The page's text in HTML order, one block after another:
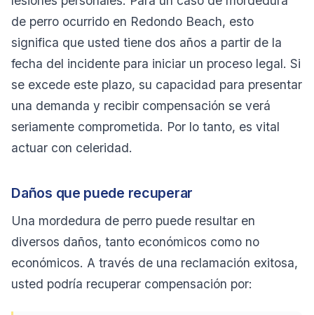
de perro ocurrido en Redondo Beach, esto
significa que usted tiene dos años a partir de la
fecha del incidente para iniciar un proceso legal. Si
se excede este plazo, su capacidad para presentar
una demanda y recibir compensación se verá
seriamente comprometida. Por lo tanto, es vital
actuar con celeridad.
Daños que puede recuperar
Una mordedura de perro puede resultar en
diversos daños, tanto económicos como no
económicos. A través de una reclamación exitosa,
usted podría recuperar compensación por: